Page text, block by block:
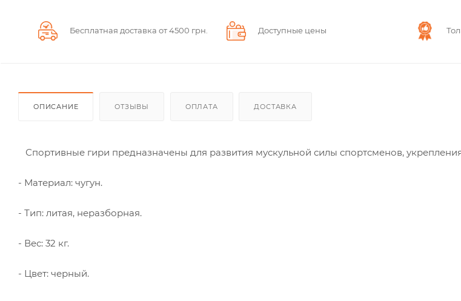
Бесплатная доставка от 4500 грн. Доступные цены
ОПИСАНИЕ ОТЗЫВЫ ОПЛАТА ДОСТАВКА
Спортивные гири предназначены для развития мускульной силы спортсменов,
- Материал: чугун.
- Тип: литая, неразборная.
- Вес: 32 кг.
- Цвет: черный.